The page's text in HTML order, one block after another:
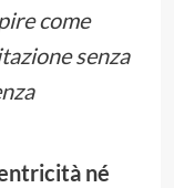
come
senza
né